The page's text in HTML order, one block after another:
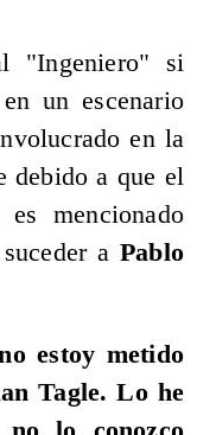
"Ingeniero" si
un escenario
en la
debido a que el
mencionado
suceder aPablo
estoy metido
Tagle. Lo he